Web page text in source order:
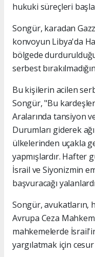
hukuki süreçleri
Songür, karadan
konvoyun Libya'da
bölgede
serbest
Bu kişilerin acilen
Songür, "Bu
Aralarında tansiyon
Durumları giderek
ülkelerinden uçakla
yapmışlardır. Hafter
İsrail ve Siyonizmin
başvuracağı
Songür, avukatların,
Avrupa Ceza
mahkemelerde
yargılatmak için cesur